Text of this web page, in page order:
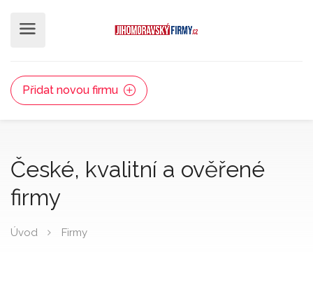
Přidat novou firmu
České, kvalitní a ověřené
firmy
Úvod Firmy